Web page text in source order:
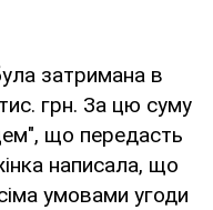
затримана в
грн. За цю суму
що передасть
написала, що
умовами угоди